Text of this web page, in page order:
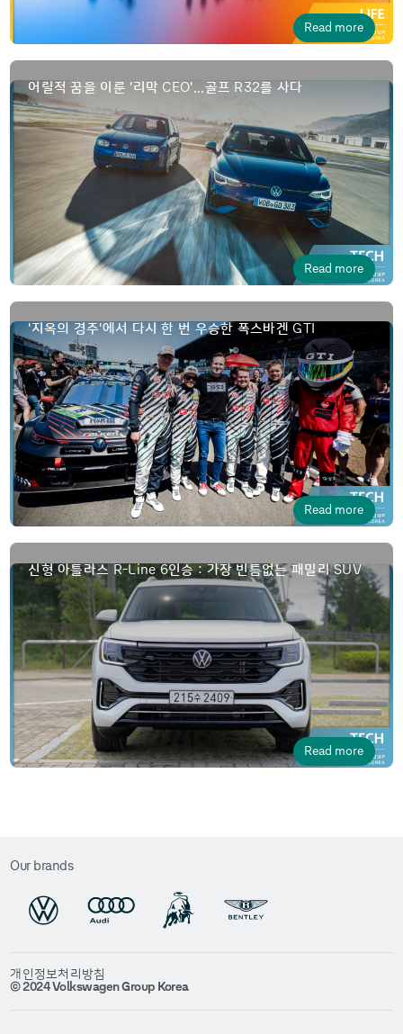
Read more
어릴적 꿈을 이룬 '리막 CEO'...골프 R32를 사다
Read more
'지옥의 경주'에서 다시 한 번 우승한 폭스바겐GTI
Read more
신형 아틀라스 R-Line 6인승 : 가장 빈틈없는 패밀리SUV
Read more
Our brands
개인정보처리방침
© 2024 Volkswagen Group Korea